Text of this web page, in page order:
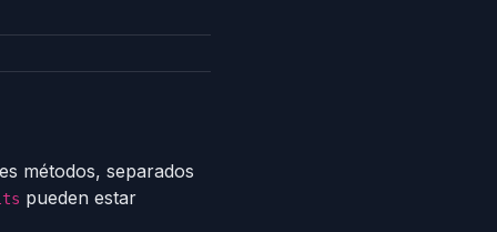
métodos, separados
pueden estar